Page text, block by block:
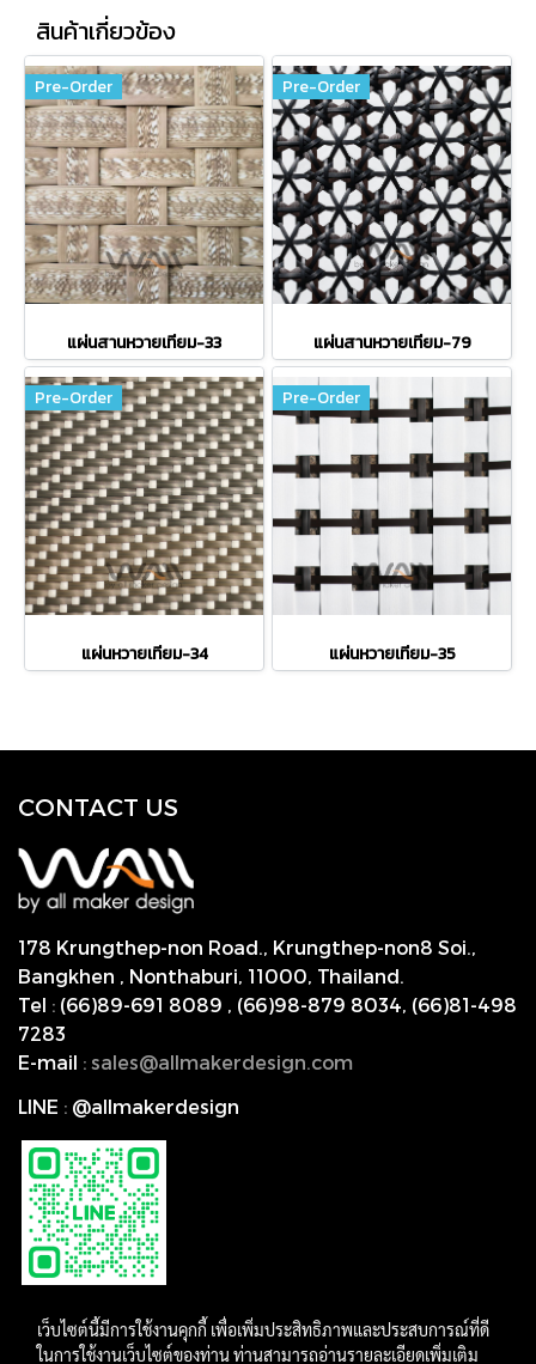
สินค้าเกี่ยวข้อง
Pre-Order
แผ่นสานหวายเทียม-33
Pre-Order
แผ่นสานหวายเทียม-79
Pre-Order
แผ่นหวายเทียม-34
Pre-Order
แผ่นหวายเทียม-35
CONTACT US
178 Krungthep-non Road., Krungthep-non8 Soi.,
Bangkhen , Nonthaburi, 11000, Thailand.
Tel : (66)89-691 8089 , (66)98-879 8034, (66)81-498
7283
E-mail : sales@allmakerdesign.com
LINE : @allmakerdesign
เว็บไซต์นี้มีการใช้งานคุกกี้ เพื่อเพิ่มประสิทธิภาพและประสบการณ์ที่ดี
ในการใช้งานเว็บไซต์ของท่าน ท่านสามารถอ่านรายละเอียดเพิ่มเติม